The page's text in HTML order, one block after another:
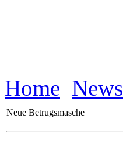
Home News
Neue Betrugsmasche